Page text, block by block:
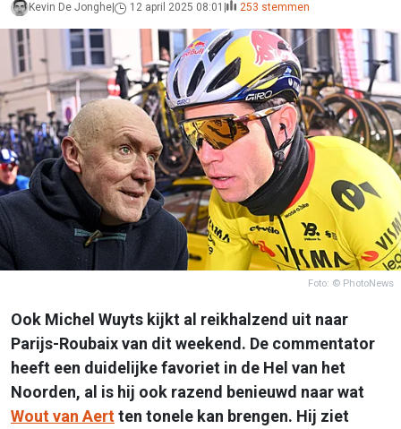
Kevin De Jonghe 12 april 2025 08:01 253 stemmen
Foto: © PhotoNews
Ook Michel Wuyts kijkt al reikhalzend uit naar
Parijs-Roubaix van dit weekend. De commentator
heeft een duidelijke favoriet in de Hel van het
Noorden, al is hij ook razend benieuwd naar wat
Wout van Aertten tonele kan brengen. Hij ziet